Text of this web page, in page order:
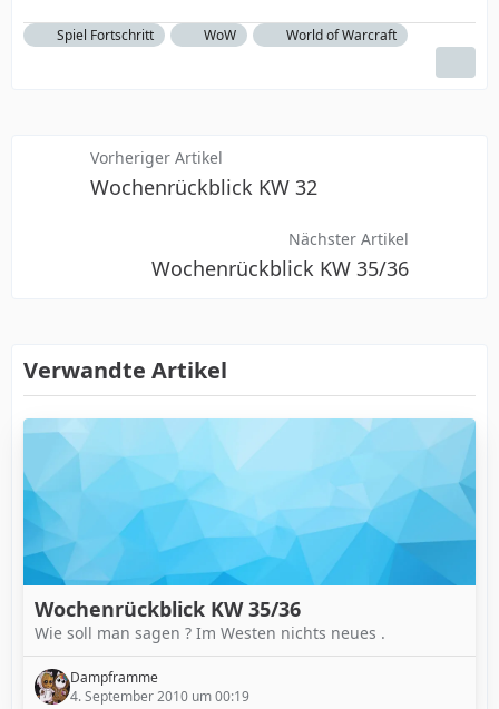
Spiel Fortschritt WoW World of Warcraft
Vorheriger Artikel
Wochenrückblick KW 32
Nächster Artikel
Wochenrückblick KW 35/36
Verwandte Artikel
Wochenrückblick KW 35/36
Wie soll man sagen ? Im Westen nichts neues .
Dampframme
4. September 2010 um 00:19